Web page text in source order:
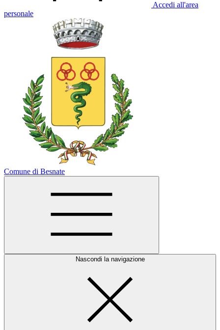
Accedi all'area
personale
Comune di Besnate
Nascondi la navigazione